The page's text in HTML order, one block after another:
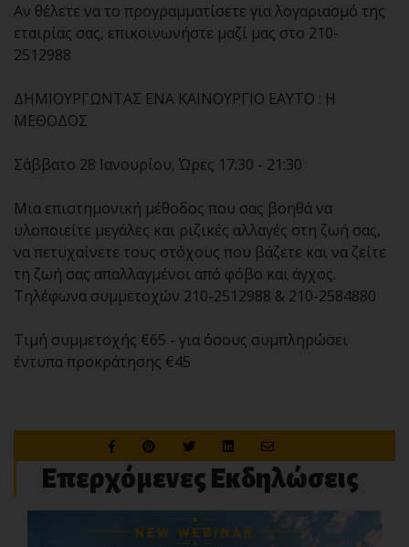
Αν θέλετε να το προγραμματίσετε για λογαριασμό της
εταιρίας σας, επικοινωνήστε μαζί μας στο 210-
2512988
ΔΗΜΙΟΥΡΓΩΝΤΑΣ ΕΝΑ ΚΑΙΝΟΥΡΓΙΟ ΕΑΥΤΟ : Η
ΜΕΘΟΔΟΣ
Σάββατο 28 Ιανουρίου, Ώρες 17:30 - 21:30
Μια επιστημονική μέθοδος που σας βοηθά να
υλοποιείτε μεγάλες και ριζικές αλλαγές στη ζωή σας,
να πετυχαίνετε τους στόχους που βάζετε και να ζείτε
τη ζωή σας απαλλαγμένοι από φόβο και άγχος.
Τηλέφωνα συμμετοχών 210-2512988 & 210-2584880
Τιμή συμμετοχής €65 - για όσους συμπληρώσει
έντυπα προκράτησης €45
Επερχόμενες Εκδηλώσεις